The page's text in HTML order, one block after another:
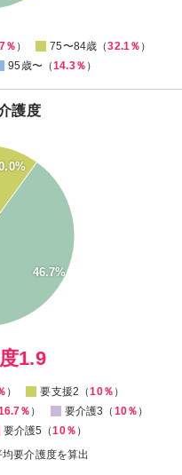
％ ） 75〜84歳（32.1％ ）
95歳〜（14.3％ ）
護度
46.7%
1.9
） 要支援2（10％ ）
％ ） 要介護3（ 10％ ）
要介護5（10％ ）
要介護度を算出